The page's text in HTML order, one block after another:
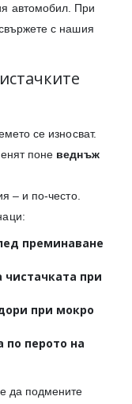
автомобил. При
с нашия
се износват.
поне веднъж
– и по-често.
преминаване
чистачката при
при мокро
по перото на
да подмените